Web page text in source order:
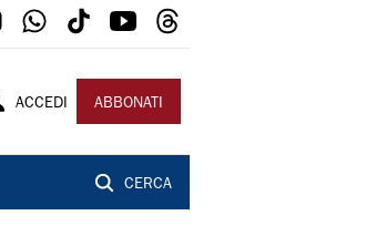
ACCEDI ABBONATI
CERCA